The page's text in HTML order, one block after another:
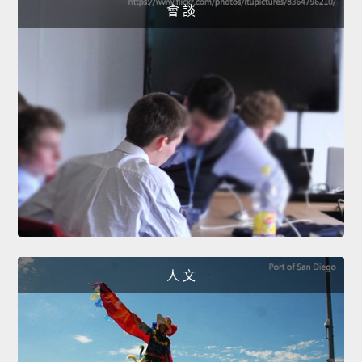
會 談
人 文